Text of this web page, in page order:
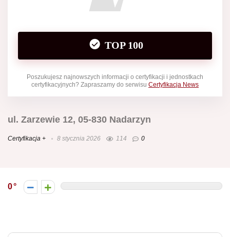
TOP 100
Poszukujesz najnowszych informacji o certyfikacji i jednostkach
certyfikacyjnych? Zapraszamy do serwisu Certyfikacja News
ul. Zarzewie 12, 05-830 Nadarzyn
Certyfikacja + 8 stycznia 2026 114 0
0